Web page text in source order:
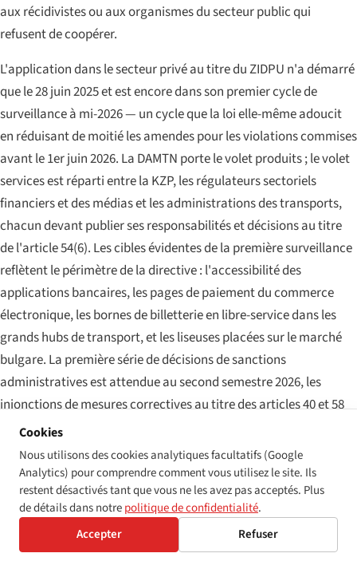
aux récidivistes ou aux organismes du secteur public qui
refusent de coopérer.
L'application dans le secteur privé au titre du ZIDPU n'a démarré
que le 28 juin 2025 et est encore dans son premier cycle de
surveillance à mi-2026 — un cycle que la loi elle-même adoucit
en réduisant de moitié les amendes pour les violations commises
avant le 1er juin 2026. La DAMTN porte le volet produits ; le volet
services est réparti entre la KZP, les régulateurs sectoriels
financiers et des médias et les administrations des transports,
chacun devant publier ses responsabilités et décisions au titre
de l'article 54(6). Les cibles évidentes de la première surveillance
reflètent le périmètre de la directive : l'accessibilité des
applications bancaires, les pages de paiement du commerce
électronique, les bornes de billetterie en libre-service dans les
grands hubs de transport, et les liseuses placées sur le marché
bulgare. La première série de décisions de sanctions
administratives est attendue au second semestre 2026, les
injonctions de mesures correctives au titre des articles 40 et 58
faisant le travail initial avant les arrêtés de sanction.
Le volume de dossiers de la KZD sur l'inaccessibilité numérique
comme discrimination a été la voie d'application la plus active
des trois au cours de la dernière décennie. Les décisions de 2024
et 2025 contre de grandes banques de détail bulgares, deux
portails d'administration municipale et une plateforme
Cookies
Nous utilisons des cookies analytiques facultatifs (Google
Analytics) pour comprendre comment vous utilisez le site. Ils
restent désactivés tant que vous ne les avez pas acceptés. Plus
de détails dans notrepolitique de confidentialité.
Accepter
Refuser